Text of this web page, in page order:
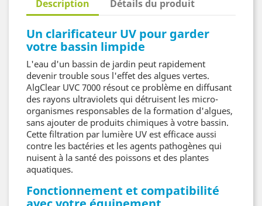
Description Détails du produit
Un clarificateur UV pour garder
votre bassin limpide
L'eau d'un bassin de jardin peut rapidement
devenir trouble sous l'effet des algues vertes.
AlgClear UVC 7000 résout ce problème en diffusant
des rayons ultraviolets qui détruisent les micro-
organismes responsables de la formation d'algues,
sans ajouter de produits chimiques à votre bassin.
Cette filtration par lumière UV est efficace aussi
contre les bactéries et les agents pathogènes qui
nuisent à la santé des poissons et des plantes
aquatiques.
Fonctionnement et compatibilité